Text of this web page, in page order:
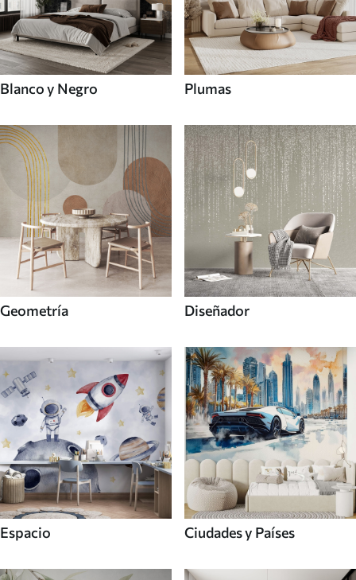
Blanco y Negro Plumas
Geometría Diseñador
Espacio Ciudades y Países